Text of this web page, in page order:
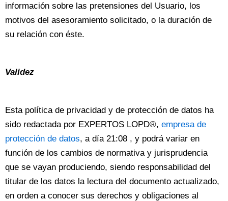
información sobre las pretensiones del Usuario, los
motivos del asesoramiento solicitado, o la duración de
su relación con éste.
Validez
Esta política de privacidad y de protección de datos ha
sido redactada por EXPERTOS LOPD®, empresa de
protección de datos, a día 21:08 , y podrá variar en
función de los cambios de normativa y jurisprudencia
que se vayan produciendo, siendo responsabilidad del
titular de los datos la lectura del documento actualizado,
en orden a conocer sus derechos y obligaciones al